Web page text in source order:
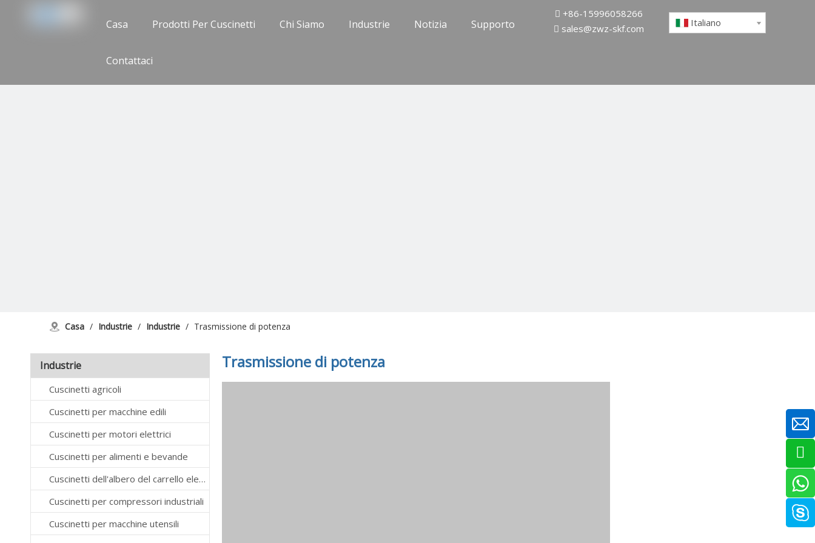
Casa Prodotti Per Cuscinetti Chi Siamo Industrie Notizia Supporto
Contattaci
 +86-15996058266
 sales@zwz-skf.com Italiano
Casa / Industrie / Industrie / Trasmissione di potenza
Industrie
Cuscinetti agricoli
Cuscinetti per macchine edili
Cuscinetti per motori elettrici
Cuscinetti per alimenti e bevande
Cuscinetti dell'albero del carrello elevatore
Cuscinetti per compressori industriali
Cuscinetti per macchine utensili
Trasmissione di potenza